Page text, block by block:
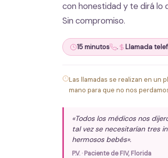
con honestidad y te dirá lo
Sin compromiso.
15 minutos . Llamada
Las llamadas se realizan en un
mano para que no nos
«Todos los médicos nos
tal vez se necesitarían tres
hermosos bebés».
P.V. · Paciente de FIV, Florida